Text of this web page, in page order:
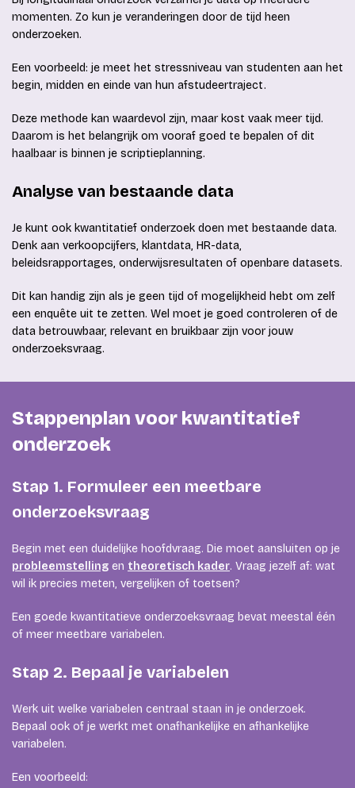
momenten. Zo kun je veranderingen door de tijd heen
onderzoeken.
Een voorbeeld: je meet het stressniveau van studenten aan het
begin, midden en einde van hun afstudeertraject.
Deze methode kan waardevol zijn, maar kost vaak meer tijd.
Daarom is het belangrijk om vooraf goed te bepalen of dit
haalbaar is binnen je scriptieplanning.
Analyse van bestaande data
Je kunt ook kwantitatief onderzoek doen met bestaande data.
Denk aan verkoopcijfers, klantdata, HR-data,
beleidsrapportages, onderwijsresultaten of openbare datasets.
Dit kan handig zijn als je geen tijd of mogelijkheid hebt om zelf
een enquête uit te zetten. Wel moet je goed controleren of de
data betrouwbaar, relevant en bruikbaar zijn voor jouw
onderzoeksvraag.
Stappenplan voor kwantitatief
onderzoek
Stap 1. Formuleer een meetbare
onderzoeksvraag
Begin met een duidelijke hoofdvraag. Die moet aansluiten op je
probleemstelling en theoretisch kader. Vraag jezelf af: wat
wil ik precies meten, vergelijken of toetsen?
Een goede kwantitatieve onderzoeksvraag bevat meestal één
of meer meetbare variabelen.
Stap 2. Bepaal je variabelen
Werk uit welke variabelen centraal staan in je onderzoek.
Bepaal ook of je werkt met onafhankelijke en afhankelijke
variabelen.
Een voorbeeld: